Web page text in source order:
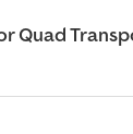
identificação
geral, sem nova
pode conter
Quad